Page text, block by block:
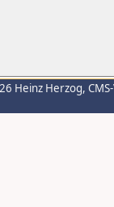
Heinz Herzog,